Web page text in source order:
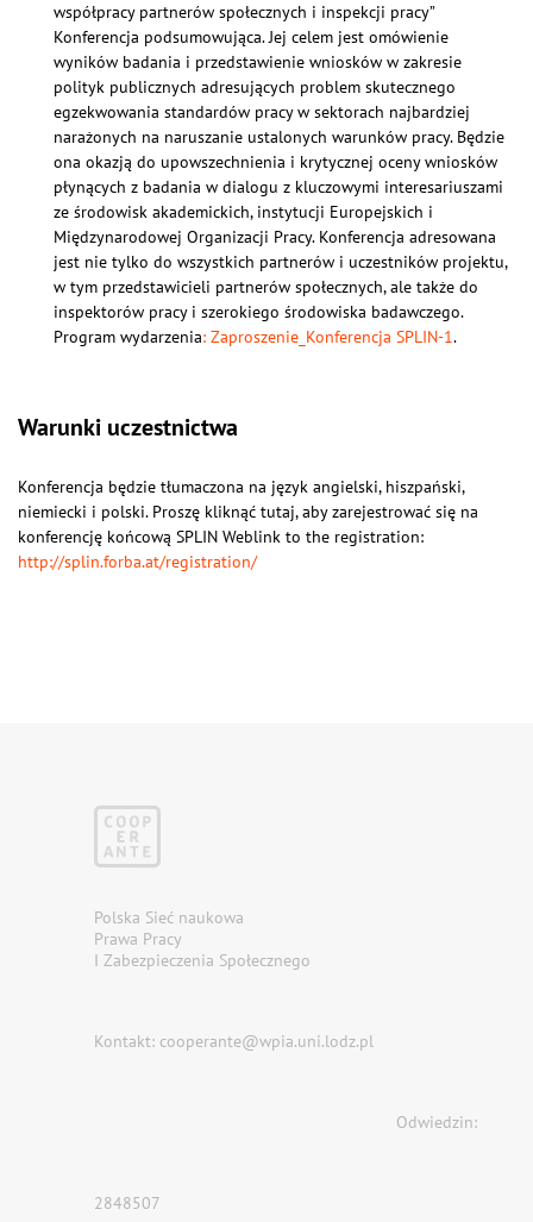
współpracy partnerów społecznych i inspekcji pracy”
Konferencja podsumowująca. Jej celem jest omówienie
wyników badania i przedstawienie wniosków w zakresie
polityk publicznych adresujących problem skutecznego
egzekwowania standardów pracy w sektorach najbardziej
narażonych na naruszanie ustalonych warunków pracy. Będzie
ona okazją do upowszechnienia i krytycznej oceny wniosków
płynących z badania w dialogu z kluczowymi interesariuszami
ze środowisk akademickich, instytucji Europejskich i
Międzynarodowej Organizacji Pracy. Konferencja adresowana
jest nie tylko do wszystkich partnerów i uczestników projektu,
w tym przedstawicieli partnerów społecznych, ale także do
inspektorów pracy i szerokiego środowiska badawczego.
Program wydarzenia: Zaproszenie_Konferencja SPLIN-1.
Warunki uczestnictwa
Konferencja będzie tłumaczona na język angielski, hiszpański,
niemiecki i polski. Proszę kliknąć tutaj, aby zarejestrować się na
konferencję końcową SPLIN Weblink to the registration:
http://splin.forba.at/registration/
Polska Sieć naukowa
Prawa Pracy
I Zabezpieczenia Społecznego
Kontakt: cooperante@wpia.uni.lodz.pl
Odwiedzin:
2848507